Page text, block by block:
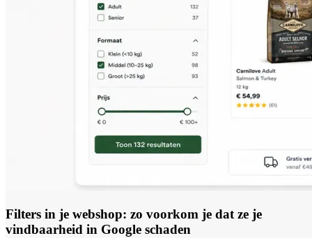
Filters in je webshop: zo voorkom je dat ze je
vindbaarheid in Google schaden